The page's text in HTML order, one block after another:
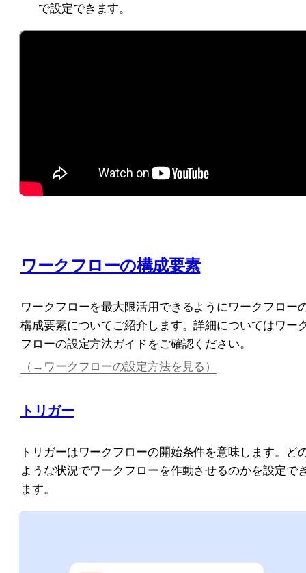
で設定できます。
ワークフローの構成要素
ワークフローを最大限活用できるようにワークフロー
構成要素についてご紹介します。詳細についてはワー
フローの設定方法ガイドをご確認ください。
（→ワークフローの設定方法を見る）
トリガー
トリガーはワークフローの開始条件を意味します。ど
ような状況でワークフローを作動させるのかを設定で
ます。